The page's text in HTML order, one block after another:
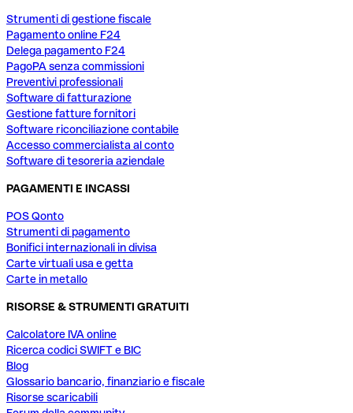
Strumenti di gestione fiscale
Pagamento online F24
Delega pagamento F24
PagoPA senza commissioni
Preventivi professionali
Software di fatturazione
Gestione fatture fornitori
Software riconciliazione contabile
Accesso commercialista al conto
Software di tesoreria aziendale
PAGAMENTI E INCASSI
POS Qonto
Strumenti di pagamento
Bonifici internazionali in divisa
Carte virtuali usa e getta
Carte in metallo
RISORSE & STRUMENTI GRATUITI
Calcolatore IVA online
Ricerca codici SWIFT e BIC
Blog
Glossario bancario, finanziario e fiscale
Risorse scaricabili